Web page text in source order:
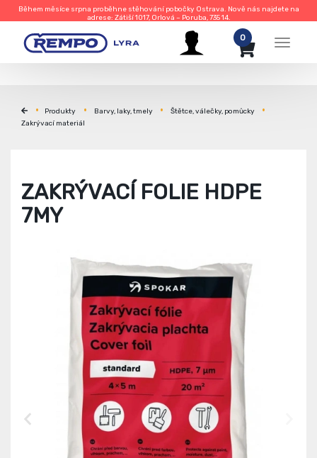
Během měsíce srpna proběhne stěhování pobočky Ostrava. Nově nás najdete na
adrese: Zátiší 1017, Orlová – Poruba, 735 14.
Menu
0
Produkty Barvy, laky, tmely
Štětce, válečky, pomůcky
Zakrývací materiál
ZAKRÝVACÍ FOLIE HDPE
7MY